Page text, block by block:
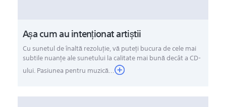
Aşa cum au intenţionat artiştii
Cu sunetul de înaltă rezoluție, vă puteți bucura de cele mai
subtile nuanțe ale sunetului la calitate mai bună decât a CD-
ului. Pasiunea pentru muzică...